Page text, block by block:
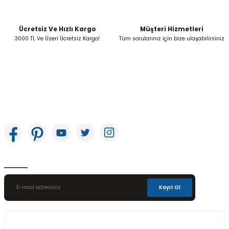
Gönder
Ücretsiz Ve Hızlı Kargo
3000 TL Ve Üzeri Ücretsiz Kargo!
Müşteri Hizmetleri
Tüm sorularınız için bize ulaşabilirsiniz
Kayıt Ol